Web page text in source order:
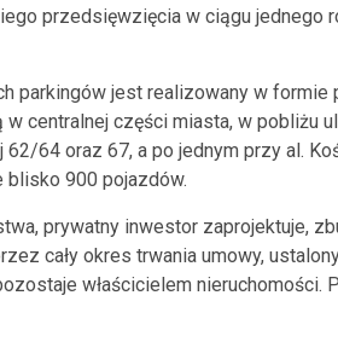
przedsięwzięcia w ciągu jednego
parkingów jest realizowany w formie
centralnej części miasta, w pobliżu
64 oraz 67, a po jednym przy al.
blisko 900 pojazdów.
prywatny inwestor zaprojektuje,
cały okres trwania umowy,
właścicielem nieruchomości.